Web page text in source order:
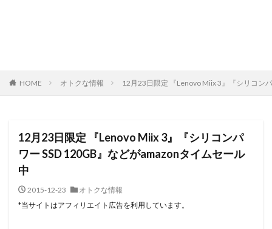
HOME オトクな情報 12月23日限定 『Lenovo Miix 3』『シリコン
12月23日限定 『Lenovo Miix 3』『シリコンパ
ワー SSD 120GB』などがamazonタイムセール
中
2015-12-23
オトクな情報
*当サイトはアフィリエイト広告を利用しています。